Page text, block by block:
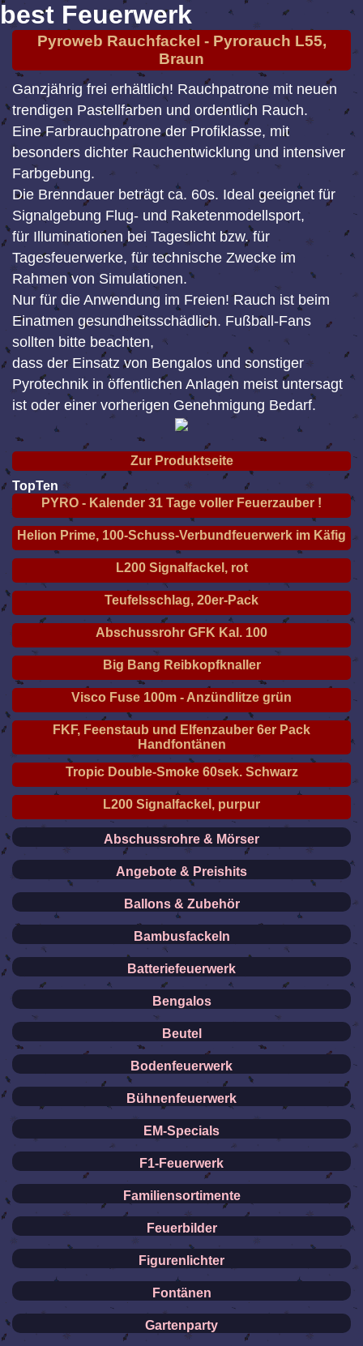
best Feuerwerk
Pyroweb Rauchfackel - Pyrorauch L55,
Braun
Ganzjährig frei erhältlich! Rauchpatrone mit neuen
trendigen Pastellfarben und ordentlich Rauch.
Eine Farbrauchpatrone der Profiklasse, mit
besonders dichter Rauchentwicklung und intensiver
Farbgebung.
Die Brenndauer beträgt ca. 60s. Ideal geeignet für
Signalgebung Flug- und Raketenmodellsport,
für Illuminationen bei Tageslicht bzw. für
Tagesfeuerwerke, für technische Zwecke im
Rahmen von Simulationen.
Nur für die Anwendung im Freien! Rauch ist beim
Einatmen gesundheitsschädlich. Fußball-Fans
sollten bitte beachten,
dass der Einsatz von Bengalos und sonstiger
Pyrotechnik in öffentlichen Anlagen meist untersagt
ist oder einer vorherigen Genehmigung Bedarf.
Zur Produktseite
TopTen
PYRO - Kalender 31 Tage voller Feuerzauber !
Helion Prime, 100-Schuss-Verbundfeuerwerk im Käfig
L200 Signalfackel, rot
Teufelsschlag, 20er-Pack
Abschussrohr GFK Kal. 100
Big Bang Reibkopfknaller
Visco Fuse 100m - Anzündlitze grün
FKF, Feenstaub und Elfenzauber 6er Pack
Handfontänen
Tropic Double-Smoke 60sek. Schwarz
L200 Signalfackel, purpur
Abschussrohre & Mörser
Angebote & Preishits
Ballons & Zubehör
Bambusfackeln
Batteriefeuerwerk
Bengalos
Beutel
Bodenfeuerwerk
Bühnenfeuerwerk
EM-Specials
F1-Feuerwerk
Familiensortimente
Feuerbilder
Figurenlichter
Fontänen
Gartenparty